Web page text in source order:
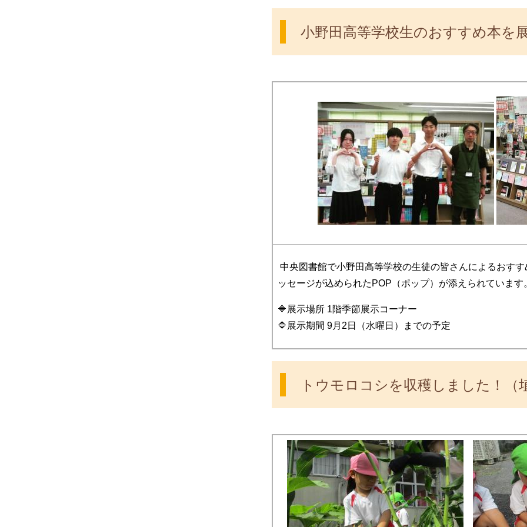
小野田高等学校生のおすすめ本を
中央図書館で小野田高等学校の生徒の皆さんによるおす
ッセージが込められたPOP（ポップ）が添えられていま
🔷展示場所 1階季節展示コーナー
🔷展示期間 9月2日（水曜日）までの予定
トウモロコシを収穫しました！（